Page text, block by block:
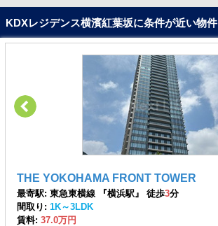
KDXレジデンス横濱紅葉坂に条件が近い物件
THE YOKOHAMA FRONT TOWER
最寄駅: 東急東横線 『横浜駅』 徒歩3分
間取り: 1K～3LDK
賃料: 37.0万円